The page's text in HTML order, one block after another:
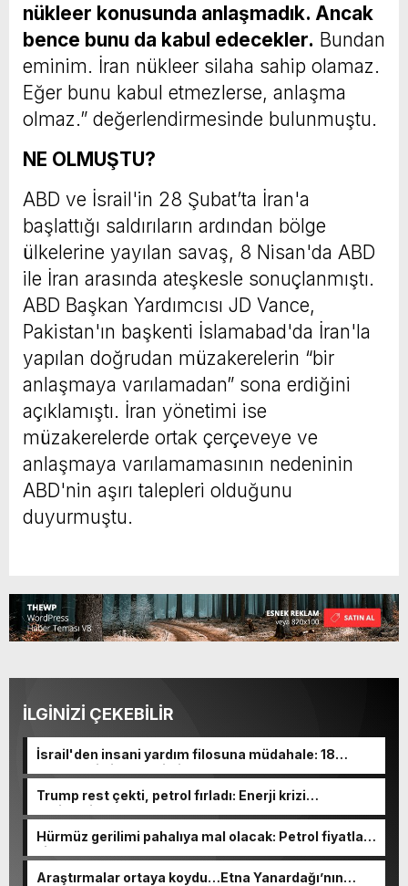
nükleer konusunda anlaşmadık. Ancak
bence bunu da kabul edecekler. Bundan
eminim. İran nükleer silaha sahip olamaz.
Eğer bunu kabul etmezlerse, anlaşma
olmaz.” değerlendirmesinde bulunmuştu.
NE OLMUŞTU?
ABD ve İsrail'in 28 Şubat’ta İran'a
başlattığı saldırıların ardından bölge
ülkelerine yayılan savaş, 8 Nisan'da ABD
ile İran arasında ateşkesle sonuçlanmıştı.
ABD Başkan Yardımcısı JD Vance,
Pakistan'ın başkenti İslamabad'da İran'la
yapılan doğrudan müzakerelerin “bir
anlaşmaya varılamadan” sona erdiğini
açıklamıştı. İran yönetimi ise
müzakerelerde ortak çerçeveye ve
anlaşmaya varılamamasının nedeninin
ABD'nin aşırı talepleri olduğunu
duyurmuştu.
İLGİNİZİ ÇEKEBİLİR
İsrail'den insani yardım filosuna müdahale: 18
tekneyle irtibat kesildi!
Trump rest çekti, petrol fırladı: Enerji krizi
derinleşiyor!
Hürmüz gerilimi pahalıya mal olacak: Petrol fiyatları
zirvede!
Araştırmalar ortaya koydu…Etna Yanardağı’nın